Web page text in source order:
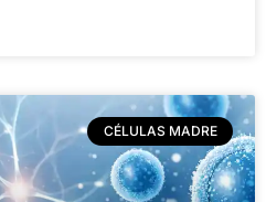
CÉLULAS MADRE